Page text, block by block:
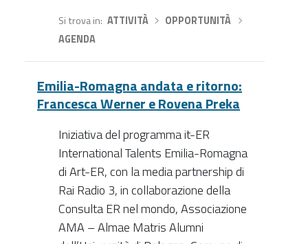
Si trova in ATTIVITÀ› OPPORTUNITÀ
AGENDA
Emilia-Romagna andata e ritorno:
Francesca Werner e Rovena Preka
Iniziativa del programma it-ER
International Talents Emilia-Romagna
di Art-ER, con la media partnership di
Rai Radio 3, in collaborazione della
Consulta ER nel mondo, Associazione
AMA – Almae Matris Alumni